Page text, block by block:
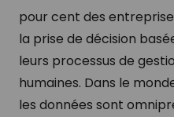
pour cent des
la prise de décision
leurs processus de
humaines. Dans le
les données sont